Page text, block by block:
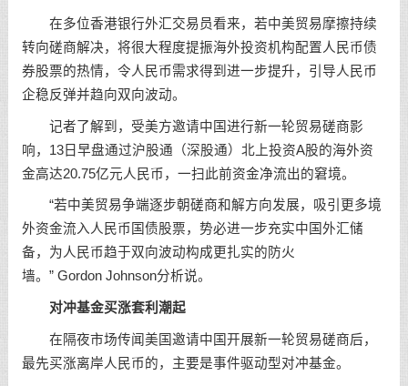
在多位香港银行外汇交易员看来，若中美贸易摩擦持续
转向磋商解决，将很大程度提振海外投资机构配置人民币债
券股票的热情，令人民币需求得到进一步提升，引导人民币
企稳反弹并趋向双向波动。
记者了解到，受美方邀请中国进行新一轮贸易磋商影
响，13日早盘通过沪股通（深股通）北上投资A股的海外资
金高达20.75亿元人民币，一扫此前资金净流出的窘境。
“若中美贸易争端逐步朝磋商和解方向发展，吸引更多境
外资金流入人民币国债股票，势必进一步充实中国外汇储
备，为人民币趋于双向波动构成更扎实的防火
墙。” Gordon Johnson分析说。
对冲基金买涨套利潮起
在隔夜市场传闻美国邀请中国开展新一轮贸易磋商后，
最先买涨离岸人民币的，主要是事件驱动型对冲基金。